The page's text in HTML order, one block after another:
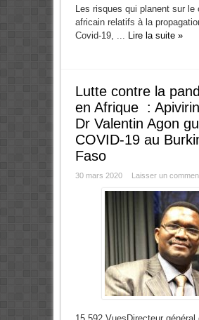
Les risques qui planent sur le
africain relatifs à la
Covid-19, ... Lire la suite »
Lutte contre la
en Afrique :
Dr Valentin Agon
COVID-19 au
Faso
30 mars 2020 Laisser un